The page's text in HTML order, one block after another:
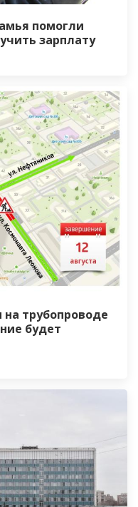
помогли
зарплату
трубопроводе
будет